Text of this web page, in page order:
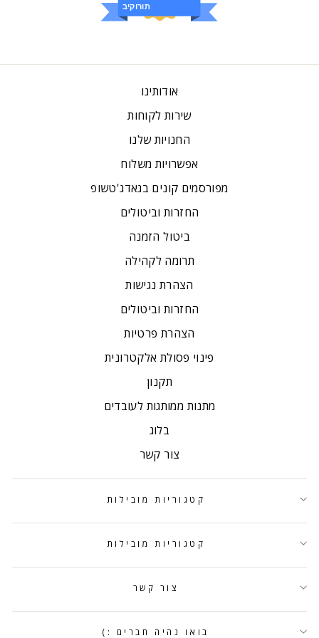
ביקורות
אודותינו
שירות לקוחות
החנויות שלנו
אפשרויות משלוח
מפורסמים קונים בגאדג'טשופ
החזרות וביטולים
ביטול הזמנה
תרומה לקהילה
הצהרת נגישות
החזרות וביטולים
הצהרת פרטיות
פינוי פסולת אלקטרונית
תקנון
מתנות ממותגות לעובדים
בלוג
צור קשר
קטגוריות מובילות
קטגוריות מובילות
צור קשר
בואו נהיה חברים :)